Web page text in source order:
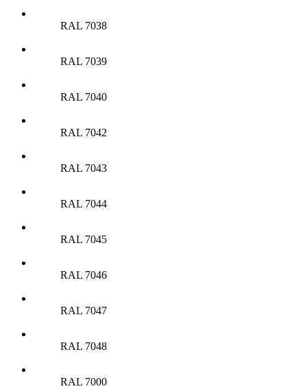
RAL 7038
RAL 7039
RAL 7040
RAL 7042
RAL 7043
RAL 7044
RAL 7045
RAL 7046
RAL 7047
RAL 7048
RAL 7000